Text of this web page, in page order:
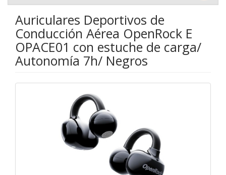
Auriculares Deportivos de
Conducción Aérea OpenRock E
OPACE01 con estuche de carga/
Autonomía 7h/ Negros